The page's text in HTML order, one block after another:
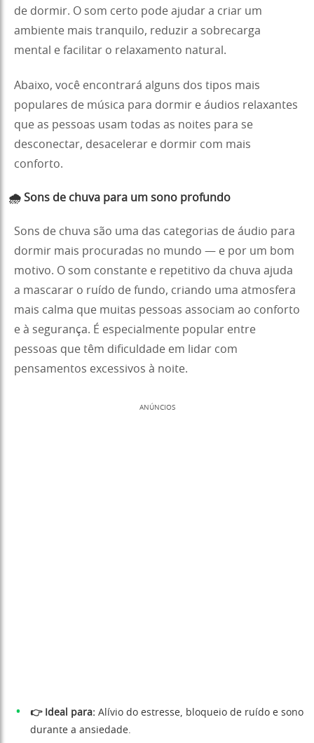
de dormir. O som certo pode ajudar a criar um
ambiente mais tranquilo, reduzir a sobrecarga
mental e facilitar o relaxamento natural.
Abaixo, você encontrará alguns dos tipos mais
populares de música para dormir e áudios relaxantes
que as pessoas usam todas as noites para se
desconectar, desacelerar e dormir com mais
conforto.
🌧 Sons de chuva para um sono profundo
Sons de chuva são uma das categorias de áudio para
dormir mais procuradas no mundo — e por um bom
motivo. O som constante e repetitivo da chuva ajuda
a mascarar o ruído de fundo, criando uma atmosfera
mais calma que muitas pessoas associam ao conforto
e à segurança. É especialmente popular entre
pessoas que têm dificuldade em lidar com
pensamentos excessivos à noite.
ANÚNCIOS
👉 Ideal para: Alívio do estresse, bloqueio de ruído e sono
durante a ansiedade.